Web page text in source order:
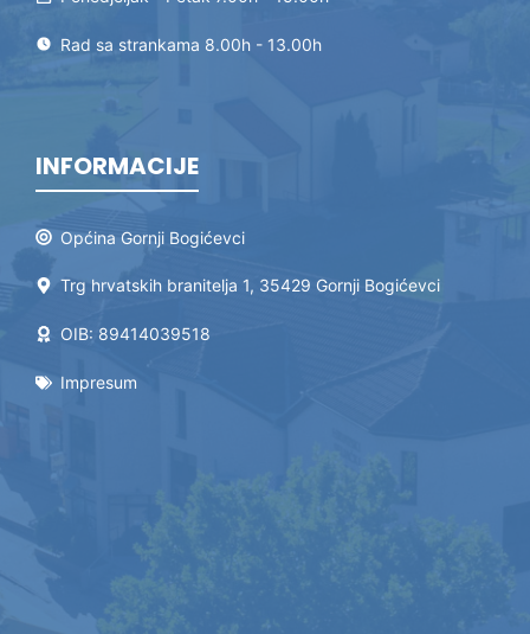
Rad sa strankama 8.00h - 13.00h
INFORMACIJE
Općina Gornji Bogićevci
Trg hrvatskih branitelja 1, 35429 Gornji Bogićevci
OIB: 89414039518
Impresum